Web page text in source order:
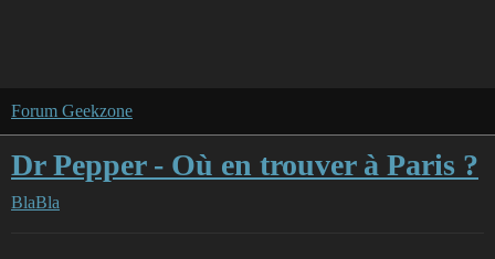
Forum Geekzone
Dr Pepper - Où en trouver à Paris ?
BlaBla